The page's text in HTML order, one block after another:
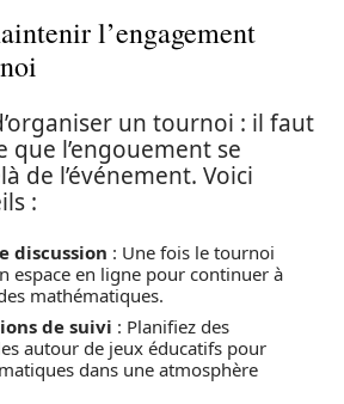
l’engagement
un tournoi : il faut
que l’engouement se
de l’événement. Voici
:
discussion : Une fois le tournoi
espace en ligne pour continuer à
mathématiques.
de suivi : Planifiez des
autour de jeux éducatifs pour
dans une atmosphère